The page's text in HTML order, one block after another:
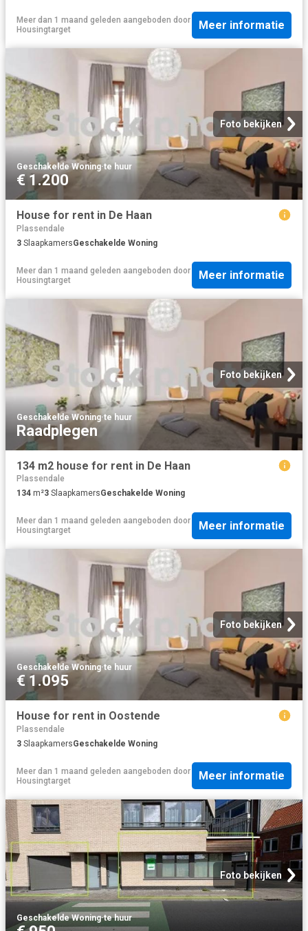
Meer dan 1 maand geleden aangeboden door
Housingtarget
Meer informatie
Foto bekijken
Geschakelde Woning·te huur
€ 1.200
House for rent in De Haan
Plassendale
3 SlaapkamersGeschakelde Woning
Meer dan 1 maand geleden aangeboden door
Housingtarget
Meer informatie
Foto bekijken
Geschakelde Woning·te huur
Raadplegen
134 m2 house for rent in De Haan
Plassendale
134 m²3 SlaapkamersGeschakelde Woning
Meer dan 1 maand geleden aangeboden door
Housingtarget
Meer informatie
Foto bekijken
Geschakelde Woning·te huur
€ 1.095
House for rent in Oostende
Plassendale
3 SlaapkamersGeschakelde Woning
Meer dan 1 maand geleden aangeboden door
Housingtarget
Meer informatie
Foto bekijken
Geschakelde Woning·te huur